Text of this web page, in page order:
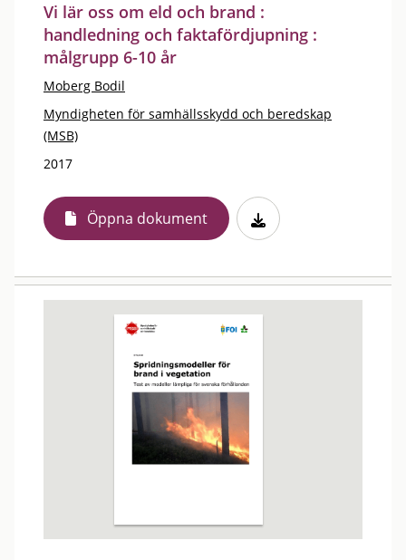
Vi lär oss om eld och brand :
handledning och faktafördjupning :
målgrupp 6-10 år
Moberg Bodil
Myndigheten för samhällsskydd och beredskap
(MSB)
2017
Öppna dokument